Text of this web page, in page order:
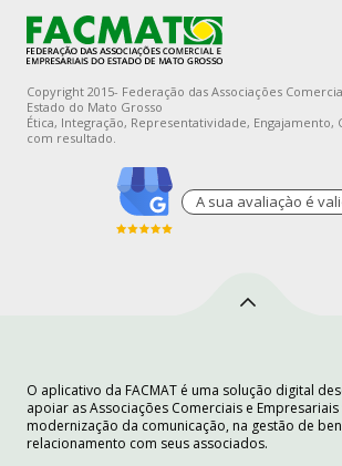
Copyright 2015- Federação das Associações
Estado do Mato Grosso
Ética, Integração, Representatividade,
com resultado.
A sua avaliaçào é
O aplicativo da FACMAT é uma solução digital
apoiar as Associações Comerciais e
modernização da comunicação, na gestão de
relacionamento com seus associados.